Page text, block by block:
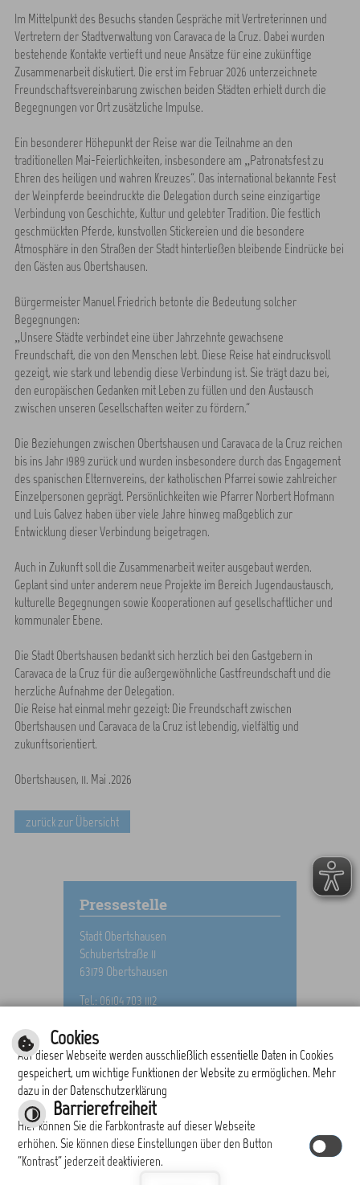
Im Mittelpunkt des Besuchs standen Gespräche mit Vertreterinnen und
Vertretern der Stadtverwaltung von Caravaca de la Cruz. Dabei wurden
bestehende Kontakte vertieft und neue Ansätze für eine zukünftige
Zusammenarbeit diskutiert. Die erst im Februar 2026 unterzeichnete
Freundschaftsvereinbarung zwischen beiden Städten erhielt durch die
Begegnungen vor Ort zusätzliche Impulse.
Ein besonderer Höhepunkt der Reise war die Teilnahme an den
traditionellen Mai-Feierlichkeiten, insbesondere am „Patronatsfest zu
Ehren des heiligen und wahren Kreuzes“. Das international bekannte Fest
der Weinpferde beeindruckte die Delegation durch seine einzigartige
Verbindung von Geschichte, Kultur und gelebter Tradition. Die festlich
geschmückten Pferde, kunstvollen Stickereien und die besondere
Atmosphäre in den Straßen der Stadt hinterließen bleibende Eindrücke bei
den Gästen aus Obertshausen.
Bürgermeister Manuel Friedrich betonte die Bedeutung solcher
Begegnungen:
„Unsere Städte verbindet eine über Jahrzehnte gewachsene
Freundschaft, die von den Menschen lebt. Diese Reise hat eindrucksvoll
gezeigt, wie stark und lebendig diese Verbindung ist. Sie trägt dazu bei,
den europäischen Gedanken mit Leben zu füllen und den Austausch
zwischen unseren Gesellschaften weiter zu fördern.“
Die Beziehungen zwischen Obertshausen und Caravaca de la Cruz reichen
bis ins Jahr 1989 zurück und wurden insbesondere durch das Engagement
des spanischen Elternvereins, der katholischen Pfarrei sowie zahlreicher
Einzelpersonen geprägt. Persönlichkeiten wie Pfarrer Norbert Hofmann
und Luis Galvez haben über viele Jahre hinweg maßgeblich zur
Entwicklung dieser Verbindung beigetragen.
Auch in Zukunft soll die Zusammenarbeit weiter ausgebaut werden.
Geplant sind unter anderem neue Projekte im Bereich Jugendaustausch,
kulturelle Begegnungen sowie Kooperationen auf gesellschaftlicher und
kommunaler Ebene.
Die Stadt Obertshausen bedankt sich herzlich bei den Gastgebern in
Caravaca de la Cruz für die außergewöhnliche Gastfreundschaft und die
herzliche Aufnahme der Delegation.
Die Reise hat einmal mehr gezeigt: Die Freundschaft zwischen
Obertshausen und Caravaca de la Cruz ist lebendig, vielfältig und
zukunftsorientiert.
Obertshausen, 11. Mai .2026
zurück zur Übersicht
Pressestelle
Stadt Obertshausen
Schubertstraße 11
63179 Obertshausen
Tel.: 06104 703 1112
Cookies
Auf dieser Webseite werden ausschließlich essentielle Daten in Cookies
gespeichert, um wichtige Funktionen der Website zu ermöglichen. Mehr
dazu in der Datenschutzerklärung
Barrierefreiheit
Hier können Sie die Farbkontraste auf dieser Webseite
erhöhen. Sie können diese Einstellungen über den Button
"Kontrast" jederzeit deaktivieren.